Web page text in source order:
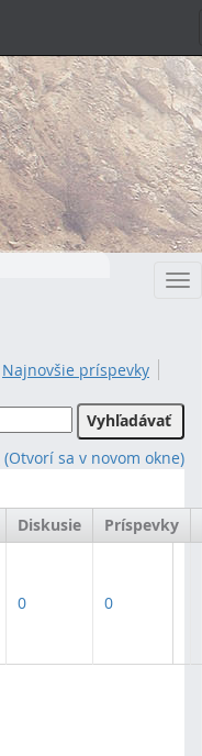
Najnovšie príspevky
(Otvorí sa v novom okne)
Diskusie Príspevky
0 0